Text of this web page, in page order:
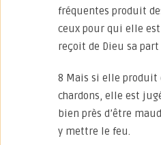
fréquentes produit
ceux pour qui elle
reçoit de Dieu sa
8 Mais si elle produit
chardons, elle est
bien près d’être
y mettre le feu.